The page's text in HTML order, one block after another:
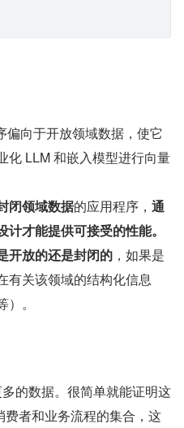
偏向于开放领域数据，使它
化 LLM 和嵌入模型进行向量
闭领域数据的应用程序， 通
才能提供可接受的性能。
开放的还是封闭的 ，如果是
有关该领域的结构化信息
。
的数据。很简单就能证明这
者和业务流程的集合，这